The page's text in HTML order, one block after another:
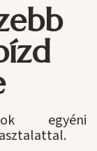
egyéni